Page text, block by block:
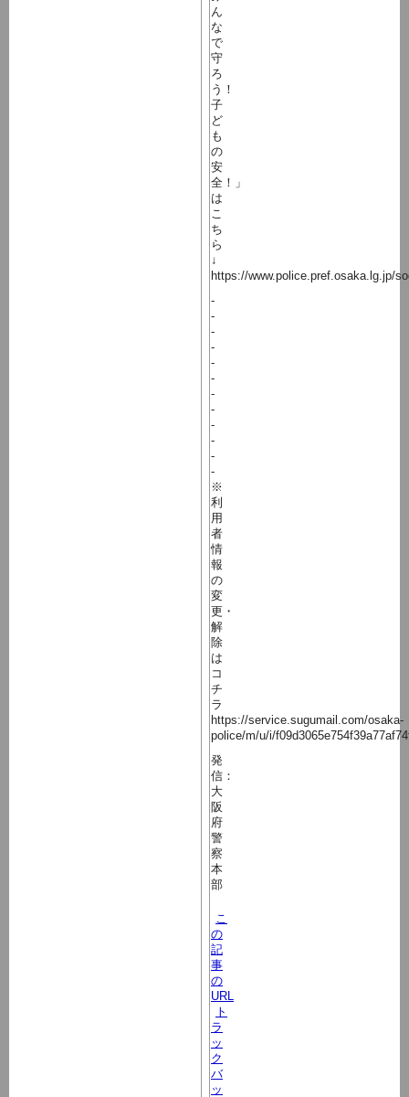
ん
な
で
守
ろ
う！
子
ど
も
の
安
全！」
は
こ
ち
ら
↓
https://www.police.pref.osaka.lg.jp/
-
-
-
-
-
-
-
-
-
-
-
-
※
利
用
者
情
報
の
変
更・
解
除
は
コ
チ
ラ
https://service.sugumail.com/osaka-
police/m/u/i/
発
信：
大
阪
府
警
察
本
部
こ
の
記
事
の
URL
ト
ラ
ッ
ク
バ
ッ